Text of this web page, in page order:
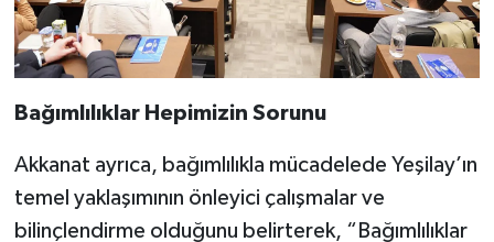
Bağımlılıklar Hepimizin Sorunu
Akkanat ayrıca, bağımlılıkla mücadelede Yeşilay’ın
temel yaklaşımının önleyici çalışmalar ve
bilinçlendirme olduğunu belirterek, “Bağımlılıklar